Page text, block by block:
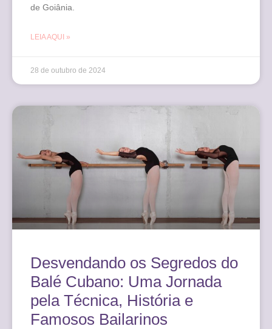
de Goiânia.
LEIA AQUI »
28 de outubro de 2024
Desvendando os Segredos do
Balé Cubano: Uma Jornada
pela Técnica, História e
Famosos Bailarinos